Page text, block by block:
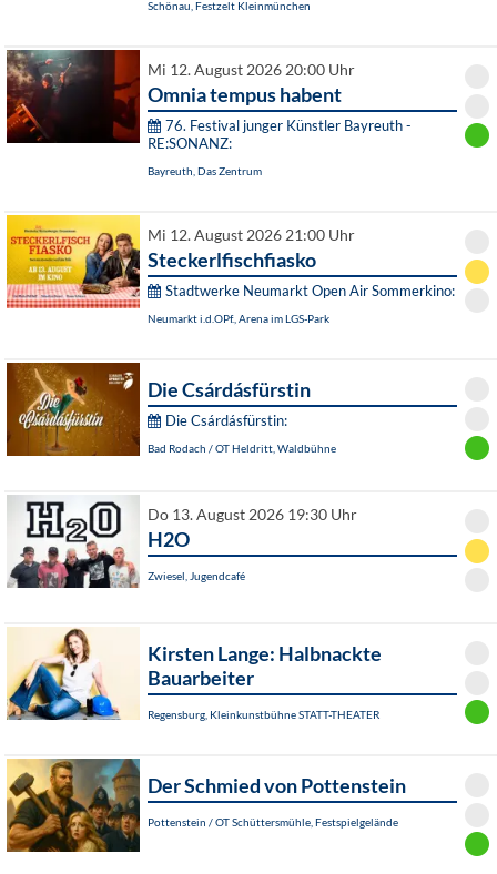
Schönau, Festzelt Kleinmünchen
Mi 12. August 2026 20:00 Uhr
Omnia tempus habent
76. Festival junger Künstler Bayreuth -
RE:SONANZ:
Bayreuth, Das Zentrum
Mi 12. August 2026 21:00 Uhr
Steckerlfischfiasko
Stadtwerke Neumarkt Open Air Sommerkino:
Neumarkt i.d.OPf., Arena im LGS-Park
Die Csárdásfürstin
Die Csárdásfürstin:
Bad Rodach / OT Heldritt, Waldbühne
Do 13. August 2026 19:30 Uhr
H2O
Zwiesel, Jugendcafé
Kirsten Lange: Halbnackte
Bauarbeiter
Regensburg, Kleinkunstbühne STATT-THEATER
Der Schmied von Pottenstein
Pottenstein / OT Schüttersmühle, Festspielgelände